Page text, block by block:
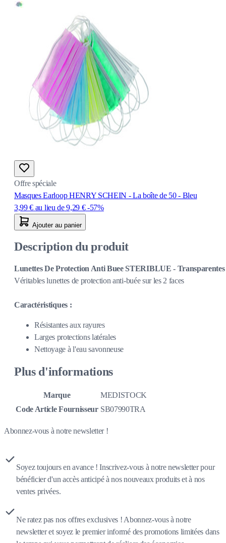
Offre spéciale
Masques Earloop HENRY SCHEIN - La boîte de 50 - Bleu
3,99 € au lieu de 9,29 € -57%
Ajouter au panier
Description du produit
Lunettes De Protection Anti Buee STERIBLUE - Transparentes
Véritables lunettes de protection anti-buée sur les 2 faces
Caractéristiques :
Résistantes aux rayures
Larges protections latérales
Nettoyage à l'eau savonneuse
Plus d'informations
Marque
MEDISTOCK
Code Article Fournisseur SB07990TRA
Abonnez-vous à notre newsletter !
Soyez toujours en avance ! Inscrivez-vous à notre newsletter pour
bénéficier d'un accès anticipé à nos nouveaux produits et à nos
ventes privées.
Ne ratez pas nos offres exclusives ! Abonnez-vous à notre
newsletter et soyez le premier informé des promotions limitées dans